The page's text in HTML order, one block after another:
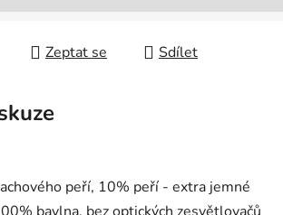
Zeptat se Sdílet
peří, 10% peří - extra jemné